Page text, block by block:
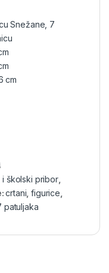
Snežane, 7
cm
školski pribor,
crtani ,figurice
patuljaka